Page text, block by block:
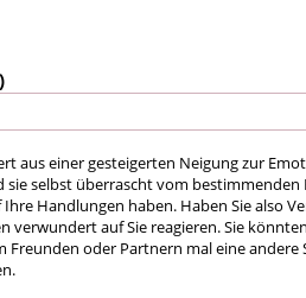
aus einer gesteigerten Neigung zur
sie selbst überrascht vom bestimmenden
Handlungen haben. Haben Sie also
verwundert auf Sie reagieren. Sie
Freunden oder Partnern mal eine andere